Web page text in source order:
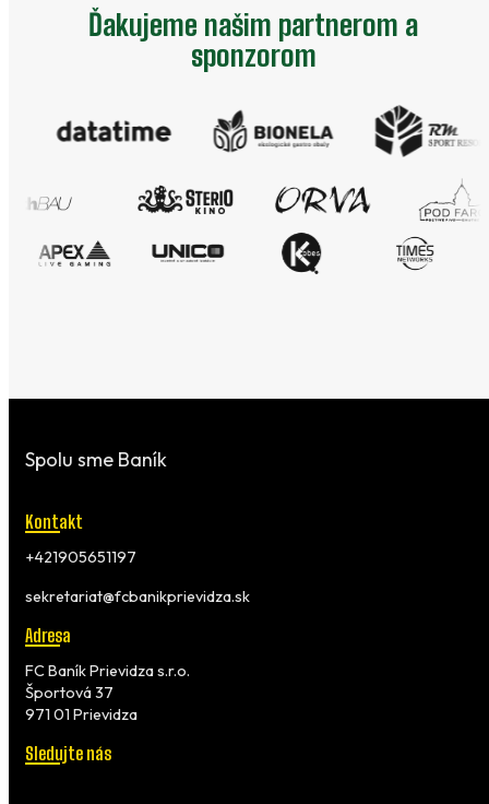
Ďakujeme našim partnerom a
sponzorom
Spolu sme Baník
Kontakt
+421905651197
sekretariat@fcbanikprievidza.sk
Adresa
FC Baník Prievidza s.r.o.
Športová 37
971 01 Prievidza
Sledujte nás